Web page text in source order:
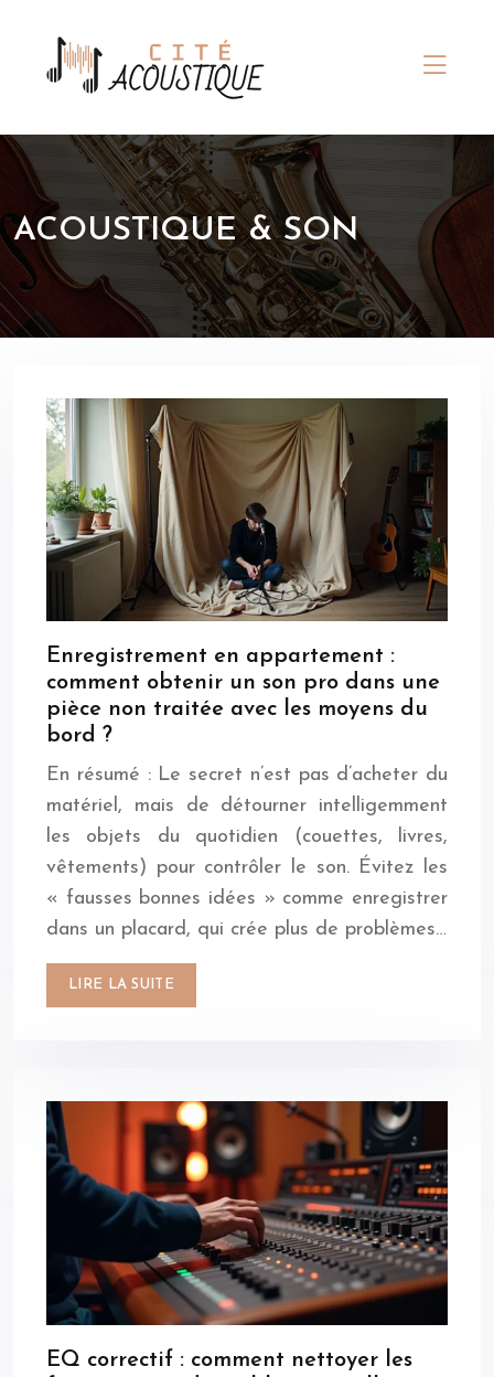
ACOUSTIQUE & SON
Enregistrement en appartement :
comment obtenir un son pro dans une
pièce non traitée avec les moyens du
bord ?
En résumé : Le secret n’est pas d’acheter du
matériel, mais de détourner intelligemment
les objets du quotidien (couettes, livres,
vêtements) pour contrôler le son. Évitez les
« fausses bonnes idées » comme enregistrer
dans un placard, qui crée plus de problèmes…
LIRE LA SUITE
EQ correctif : comment nettoyer les